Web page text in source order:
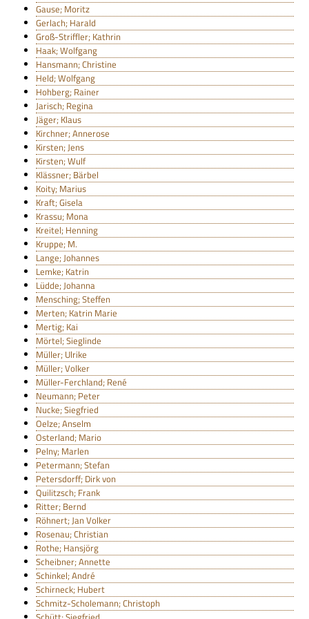
Gause; Moritz
Gerlach; Harald
Groß-Striffler; Kathrin
Haak; Wolfgang
Hansmann; Christine
Held; Wolfgang
Hohberg; Rainer
Jarisch; Regina
Jäger; Klaus
Kirchner; Annerose
Kirsten; Jens
Kirsten; Wulf
Klässner; Bärbel
Koity; Marius
Kraft; Gisela
Krassu; Mona
Kreitel; Henning
Kruppe; M.
Lange; Johannes
Lemke; Katrin
Lüdde; Johanna
Mensching; Steffen
Merten; Katrin Marie
Mertig; Kai
Mörtel; Sieglinde
Müller; Ulrike
Müller; Volker
Müller-Ferchland; René
Neumann; Peter
Nucke; Siegfried
Oelze; Anselm
Osterland; Mario
Pelny; Marlen
Petermann; Stefan
Petersdorff; Dirk von
Quilitzsch; Frank
Ritter; Bernd
Röhnert; Jan Volker
Rosenau; Christian
Rothe; Hansjörg
Scheibner; Annette
Schinkel; André
Schirneck; Hubert
Schmitz-Scholemann; Christoph